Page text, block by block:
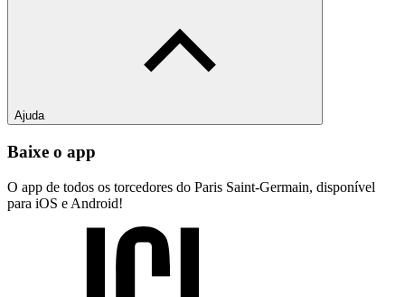
Ajuda
Baixe o app
O app de todos os torcedores do Paris Saint-Germain, disponível
para iOS e Android!